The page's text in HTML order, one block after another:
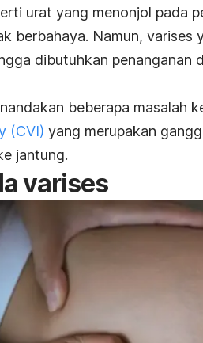
urat yang menonjol pada
berbahaya. Namun, varises
dibutuhkan penanganan
beberapa masalah
(CVI) yang merupakan
jantung.
varises